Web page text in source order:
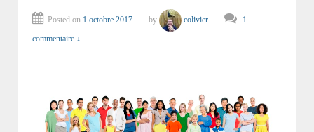
Posted on 1 octobre 2017 by colivier
1
commentaire ↓